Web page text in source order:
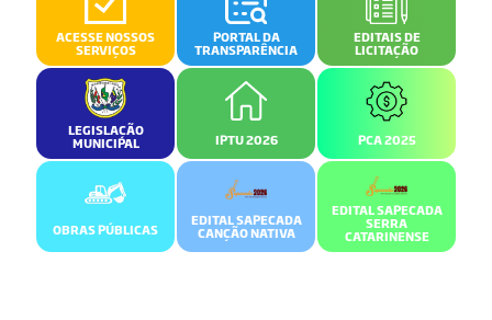
ACESSE NOSSOS
SERVIÇOS
PORTAL DA
TRANSPARÊNCIA
EDITAIS DE
LICITAÇÃO
LEGISLAÇÃO
MUNICIPAL IPTU 2026 PCA 2025
OBRAS PÚBLICAS
EDITAL SAPECADA
CANÇÃO NATIVA
EDITAL SAPECADA
SERRA
CATARINENSE